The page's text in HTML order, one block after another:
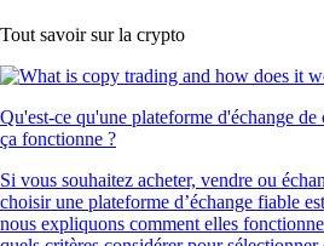
Tout savoir sur la crypto
Qu'est-ce qu'une plateforme d'échange
ça fonctionne ?
Si vous souhaitez acheter, vendre ou
choisir une plateforme d’échange fiable
nous expliquons comment elles